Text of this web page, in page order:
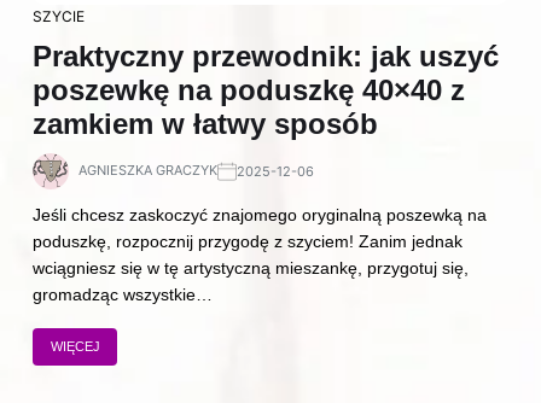
SZYCIE
Praktyczny przewodnik: jak uszyć
poszewkę na poduszkę 40×40 z
zamkiem w łatwy sposób
AGNIESZKA GRACZYK 2025-12-06
Jeśli chcesz zaskoczyć znajomego oryginalną poszewką na
poduszkę, rozpocznij przygodę z szyciem! Zanim jednak
wciągniesz się w tę artystyczną mieszankę, przygotuj się,
gromadząc wszystkie…
WIĘCEJ